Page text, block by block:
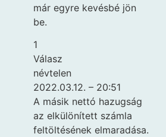
már egyre kevésbé jön
be.
1
Válasz
névtelen
2022.03.12. – 20:51
A másik nettó hazugság
az elkülönített számla
feltöltésének elmaradása.